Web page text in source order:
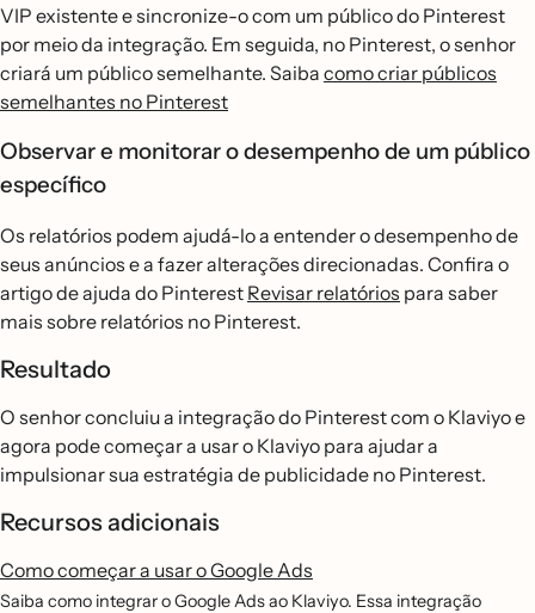
VIP existente e sincronize-o com um público do Pinterest
por meio da integração. Em seguida, no Pinterest, o senhor
criará um público semelhante. Saiba como criar públicos
semelhantes no Pinterest
Observar e monitorar o desempenho de um público
específico
Os relatórios podem ajudá-lo a entender o desempenho de
seus anúncios e a fazer alterações direcionadas. Confira o
artigo de ajuda do Pinterest Revisar relatórios para saber
mais sobre relatórios no Pinterest.
Resultado
O senhor concluiu a integração do Pinterest com o Klaviyo e
agora pode começar a usar o Klaviyo para ajudar a
impulsionar sua estratégia de publicidade no Pinterest.
Recursos adicionais
Como começar a usar o Google Ads
Saiba como integrar o Google Ads ao Klaviyo. Essa integração